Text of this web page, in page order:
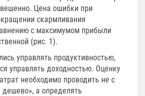
Цена ошибки при
скармливания
с максимумом прибыли
(рис. 1).
управлять продуктивностью,
управлять доходностью. Оценку
необходимо проводить не с
дешево», а определять